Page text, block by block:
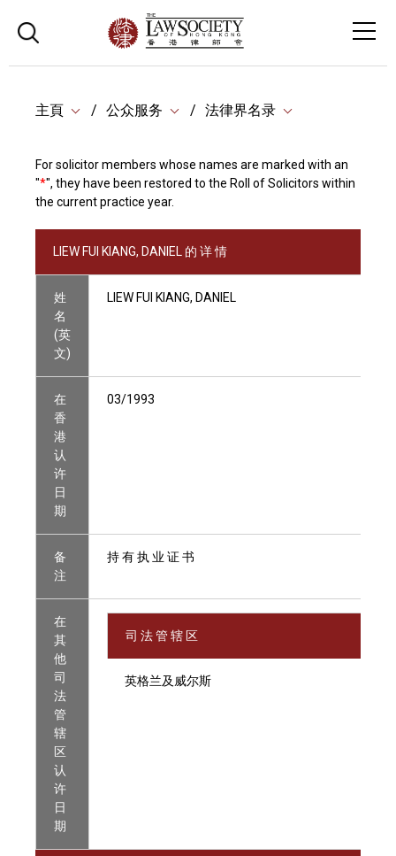
主頁 公众服务 法律界名录
For solicitor members whose names are marked with an
"*", they have been restored to the Roll of Solicitors within
the current practice year.
LIEW FUI KIANG, DANIEL 的 详 情
姓
名
(英
文)
LIEW FUI KIANG, DANIEL
在
香
港
认
许
日
期
03/1993
备
注
持 有 执 业 证 书
在
其
他
司
法
管
辖
区
认
许
日
期
司 法 管 辖 区
英格兰及威尔斯